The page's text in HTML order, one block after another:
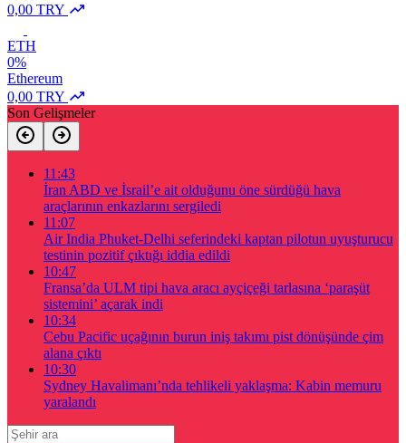
0,00 TRY
ETH
0%
Ethereum
0,00 TRY
Son Gelişmeler
11:43
İran ABD ve İsrail’e ait olduğunu öne sürdüğü hava
araçlarının enkazlarını sergiledi
11:07
Air India Phuket-Delhi seferindeki kaptan pilotun uyuşturucu
testinin pozitif çıktığı iddia edildi
10:47
Fransa’da ULM tipi hava aracı ayçiçeği tarlasına ‘paraşüt
sistemini’ açarak indi
10:34
Cebu Pacific uçağının burun iniş takımı pist dönüşünde çim
alana çıktı
10:30
Sydney Havalimanı’nda tehlikeli yaklaşma: Kabin memuru
yaralandı